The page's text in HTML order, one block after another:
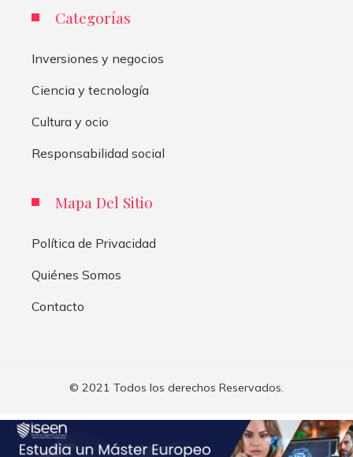
Categorías
Inversiones y negocios
Ciencia y tecnología
Cultura y ocio
Responsabilidad social
Mapa Del Sitio
Política de Privacidad
Quiénes Somos
Contacto
© 2021 Todos los derechos Reservados.